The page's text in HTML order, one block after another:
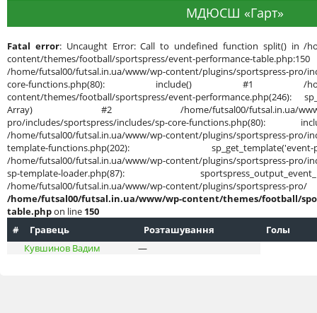
МДЮСШ «Гарт»
Fatal error: Uncaught Error: Call to undefined function split() in /
content/themes/football/sportspress/event-performance-
/home/futsal00/futsal.in.ua/www/wp-content/plugins/sportspress-pro/
core-functions.php(80): include() #1 /home/
content/themes/football/sportspress/event-performance.php(246):
Array) #2 /home/futsal00/futsal.in.ua/www/wp-
pro/includes/sportspress/includes/sp-core-functions.php(80):
/home/futsal00/futsal.in.ua/www/wp-content/plugins/sportspress-pro/
template-functions.php(202):
/home/futsal00/futsal.in.ua/www/wp-content/plugins/sportspress-pro/
sp-template-loader.php(87):
/home/futsal00/futsal.in.ua/www/wp-content/
/home/futsal00/futsal.in.ua/www/wp-content/themes/football/
table.phpon line 150
#
Гравець Розташування
Голы
Кувшинов Вадим
—